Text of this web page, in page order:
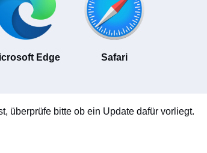
Edge Safari
überprüfe bitte ob ein Update dafür vorliegt.